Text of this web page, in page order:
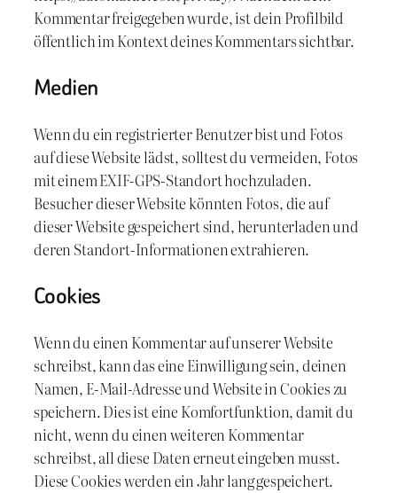
Kommentar freigegeben wurde, ist dein Profilbild
öffentlich im Kontext deines Kommentars sichtbar.
Medien
Wenn du ein registrierter Benutzer bist und Fotos
auf diese Website lädst, solltest du vermeiden, Fotos
mit einem EXIF-GPS-Standort hochzuladen.
Besucher dieser Website könnten Fotos, die auf
dieser Website gespeichert sind, herunterladen und
deren Standort-Informationen extrahieren.
Cookies
Wenn du einen Kommentar auf unserer Website
schreibst, kann das eine Einwilligung sein, deinen
Namen, E-Mail-Adresse und Website in Cookies zu
speichern. Dies ist eine Komfortfunktion, damit du
nicht, wenn du einen weiteren Kommentar
schreibst, all diese Daten erneut eingeben musst.
Diese Cookies werden ein Jahr lang gespeichert.